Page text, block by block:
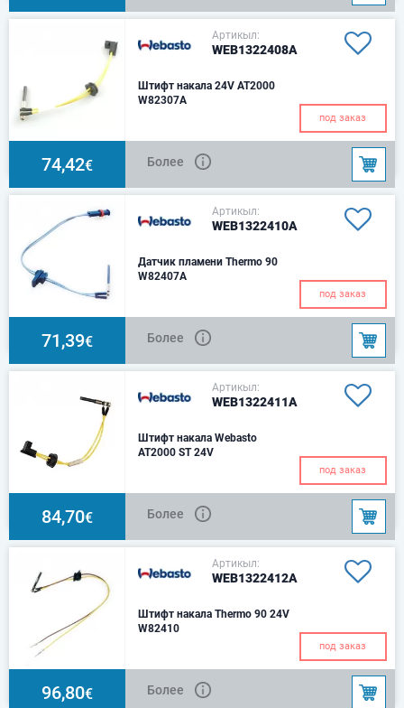
Артикыл:
WEB1322408A
Штифт накала 24V AT2000
W82307A
под заказ
74,42€ Более
Артикыл:
WEB1322410A
Датчик пламени Thermo 90
W82407A
под заказ
71,39€ Более
Артикыл:
WEB1322411A
Штифт накала Webasto
AT2000 ST 24V
под заказ
84,70€ Более
Артикыл:
WEB1322412A
Штифт накала Thermo 90 24V
W82410
под заказ
96,80€ Более